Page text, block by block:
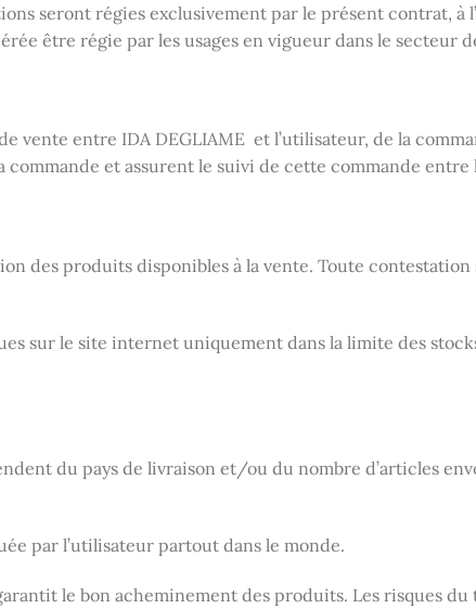
seront régies exclusivement par le présent contrat,
être régie par les usages en vigueur dans le secteur
vente entre IDA DEGLIAME et l’utilisateur, de la
commande et assurent le suivi de cette commande
des produits disponibles à la vente. Toute
sur le site internet uniquement dans la limite des
du pays de livraison et/ou du nombre d’articles
par l’utilisateur partout dans le monde.
le bon acheminement des produits. Les risques